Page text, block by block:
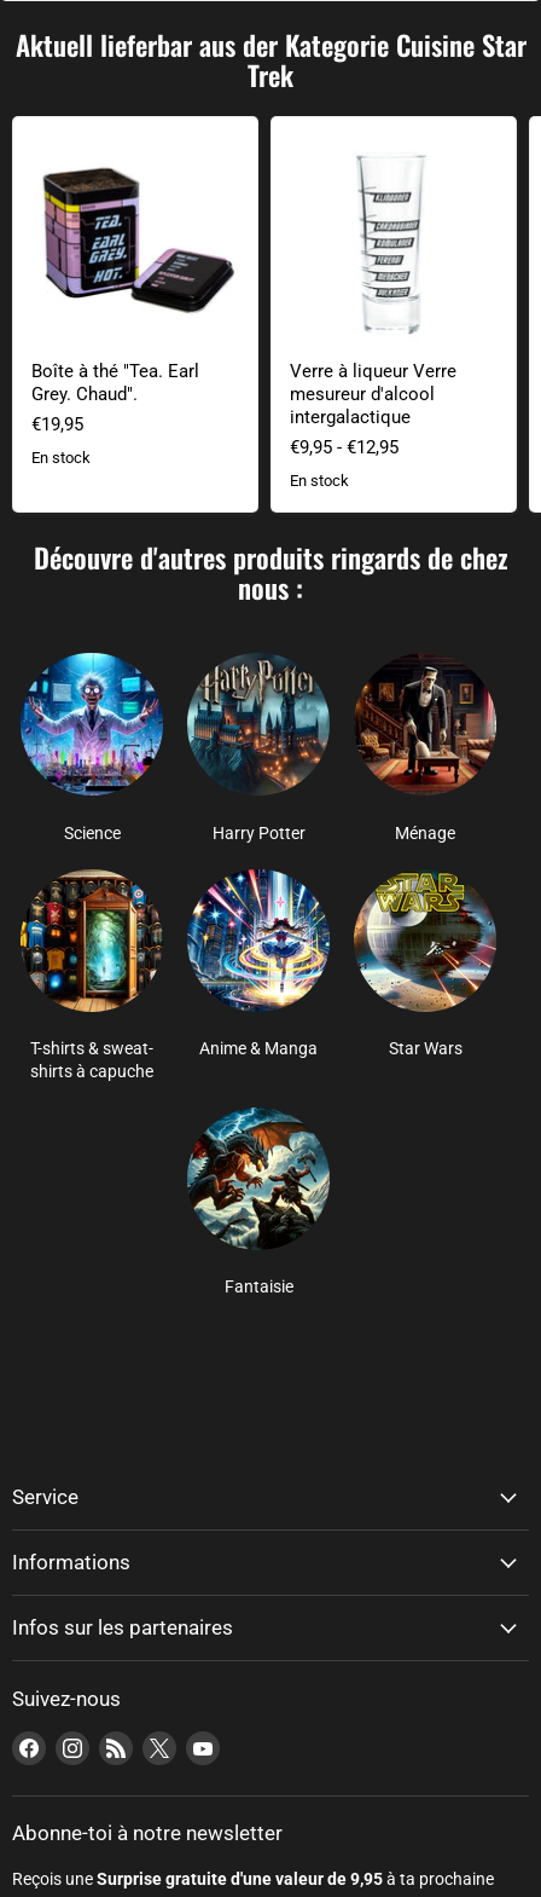
Aktuell lieferbar aus der Kategorie Cuisine Star
Trek
Boîte à thé "Tea. Earl
Grey. Chaud".
€19,95
En stock
Verre à liqueur Verre
mesureur d'alcool
intergalactique
€9,95 - €12,95
En stock
Découvre d'autres produits ringards de chez
nous :
Science Harry Potter Ménage
T-shirts & sweat-
shirts à capuche
Anime & Manga Star Wars
Fantaisie
Service
Informations
Infos sur les partenaires
Suivez-nous
Trouvez-nous sur Facebook
Trouvez-nous sur Instagram
Trouvez-nous sur RSS
Trouvez-nous sur X
Trouvez-nous sur YouTube
Abonne-toi à notre newsletter
Reçois uneSurprise gratuite d'une valeur de 9,95à ta prochaine